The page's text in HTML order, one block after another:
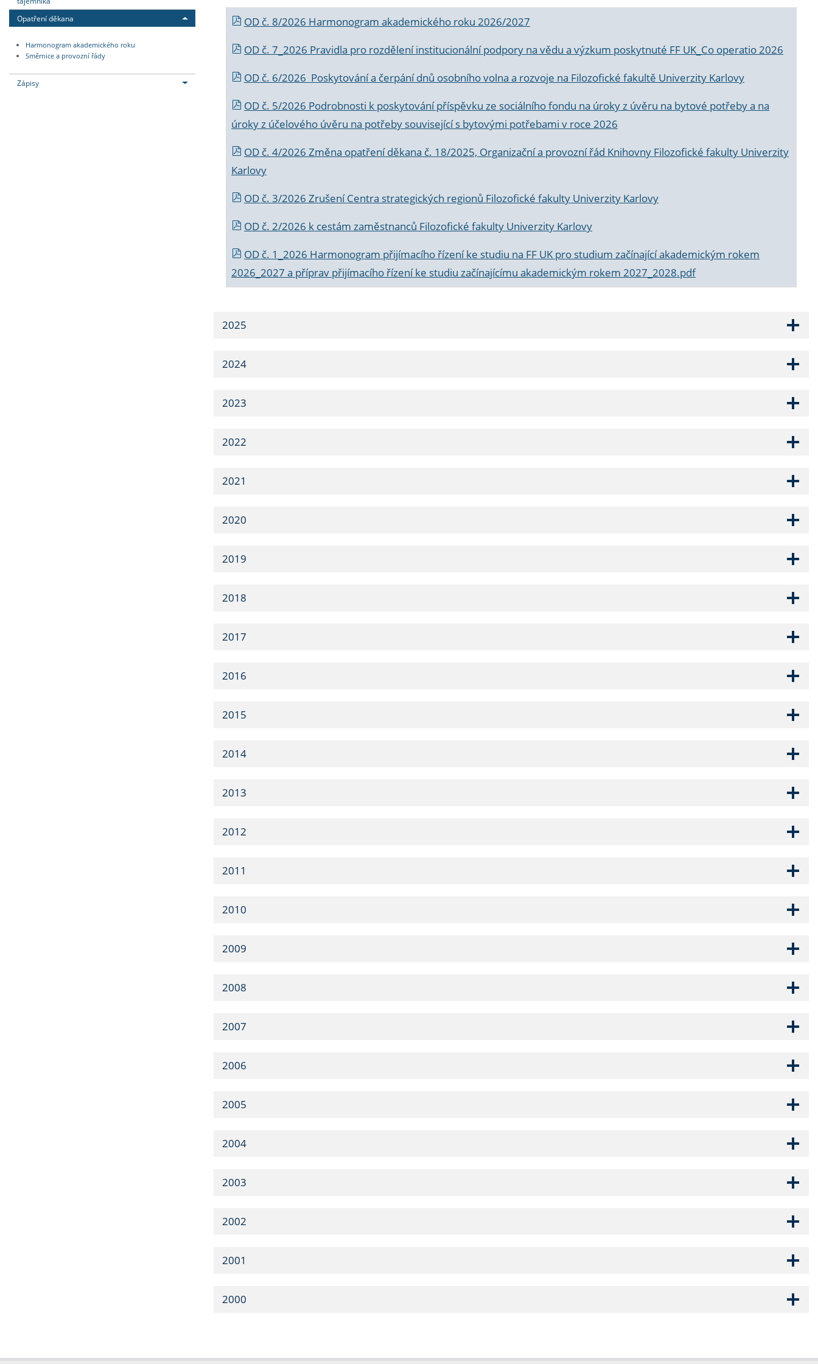
Opatření děkana
Harmonogram akademického roku
Směrnice a provozní řády
Zápisy
OD č. 8/2026 Harmonogram akademického roku 2026/2027
OD č. 7_2026 Pravidla pro rozdělení institucionální podpory na vědu a výzkum poskytnuté FF UK_Co operatio 2026
OD č. 6/2026 Poskytování a čerpání dnů osobního volna a rozvoje na Filozofické fakultě Univerzity Karlovy
OD č. 5/2026 Podrobnosti k poskytování příspěvku ze sociálního fondu na úroky z úvěru na bytové potřeby a na
úroky z účelového úvěru na potřeby související s bytovými potřebami v roce 2026
OD č. 4/2026 Změna opatření děkana č. 18/2025, Organizační a provozní řád Knihovny Filozofické fakulty Univerzity
Karlovy
OD č. 3/2026 Zrušení Centra strategických regionů Filozofické fakulty Univerzity Karlovy
OD č. 2/2026 k cestám zaměstnanců Filozofické fakulty Univerzity Karlovy
OD č. 1_2026 Harmonogram přijímacího řízení ke studiu na FF UK pro studium začínající akademickým rokem
2026_2027 a příprav přijímacího řízení ke studiu začínajícímu akademickým rokem 2027_2028.pdf
2025
2024
2023
2022
2021
2020
2019
2018
2017
2016
2015
2014
2013
2012
2011
2010
2009
2008
2007
2006
2005
2004
2003
2002
2001
2000